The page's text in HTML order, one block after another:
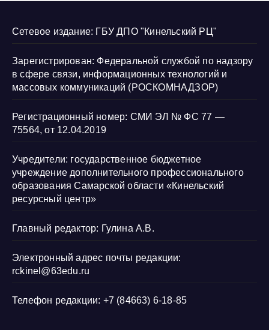
Сетевое издание: ГБУ ДПО "Кинельский РЦ"
Зарегистрирован: Федеральной службой по надзору
в сфере связи, информационных технологий и
массовых коммуникаций (РОСКОМНАДЗОР)
Регистрационный номер: СМИ ЭЛ № ФС 77 —
75564, от 12.04.2019
Учредители: государственное бюджетное
учреждение дополнительного профессионального
образования Самарской области «Кинельский
ресурсный центр»
Главный редактор: Гулина А.В.
Электронный адрес почты редакции:
rckinel@63edu.ru
Телефон редакции: +7 (84663) 6-18-85